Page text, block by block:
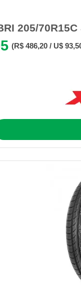
205/
(R$ 486,20 / U$